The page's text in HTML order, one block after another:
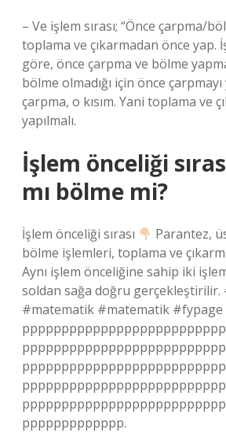
– Ve işlem sırası; “Önce çarpma/
toplama ve çıkarmadan önce yap.
göre, önce çarpma ve bölme
bölme olmadığı için önce çarpmayı
çarpma, o kısım. Yani toplama ve
yapılmalı.
İşlem önceliği
mı bölme mi?
İşlem önceliği sırası
Parantez,
bölme işlemleri, toplama ve
Aynı işlem önceliğine sahip iki
soldan sağa doğru
#matematik #matematik
ppppppppppppp.